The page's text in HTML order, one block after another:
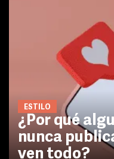
ESTILO
¿Por qué
nunca
ven todo?